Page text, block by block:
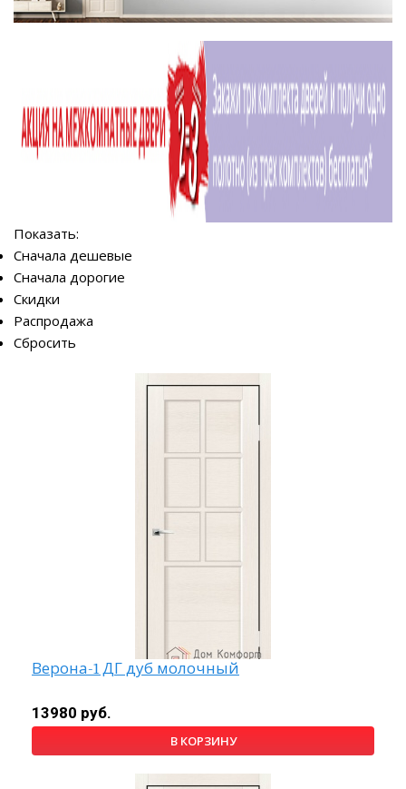
Показать:
Сначала дешевые
Сначала дорогие
Скидки
Распродажа
Сбросить
Верона-1 ДГ дуб молочный
13980 руб.
В КОРЗИНУ